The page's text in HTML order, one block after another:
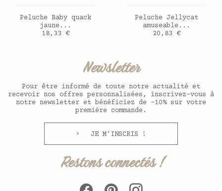
AJOUTER AU PANIER
Peluche Baby quack
jaune...
Prix
18,33 €
AJOUTER AU PANIER
Peluche Jellycat
amuseable...
Prix
20,83 €
Newsletter
Pour être informé de toute notre actualité et
recevoir nos offres personnalisées, inscrivez-vous à
notre newsletter et bénéficiez de -10% sur votre
première commande.
JE M'INSCRIS !
Restons connectés !